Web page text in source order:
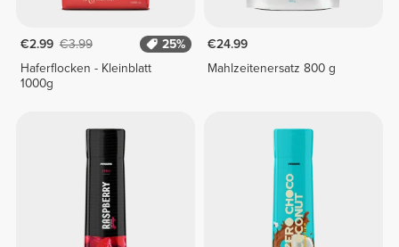
€2.99 €3.99
25%
Haferflocken - Kleinblatt
1000g
€24.99
Mahlzeitenersatz 800 g